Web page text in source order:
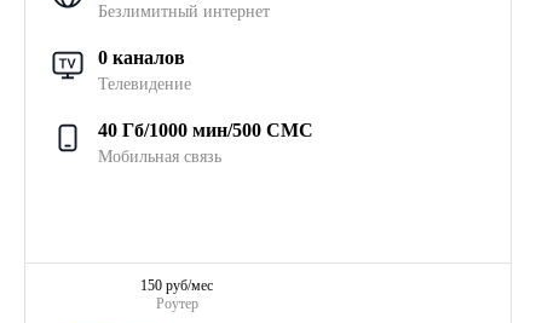
Безлимитный интернет
0 каналов
Телевидение
40 Гб/1000 мин/500 СМС
Мобильная связь
Роутер
150 руб/мес